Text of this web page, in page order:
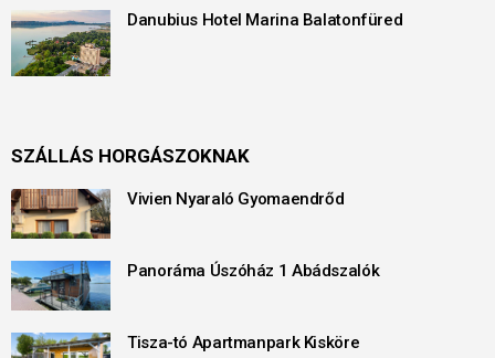
Danubius Hotel Marina Balatonfüred
SZÁLLÁS HORGÁSZOKNAK
Vivien Nyaraló Gyomaendrőd
Panoráma Úszóház 1 Abádszalók
Tisza-tó Apartmanpark Kisköre